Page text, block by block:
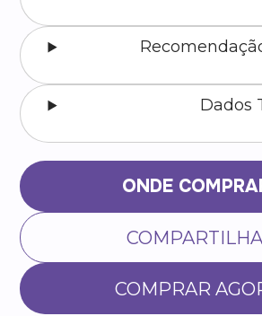
Dados
ONDE
COMPRAR